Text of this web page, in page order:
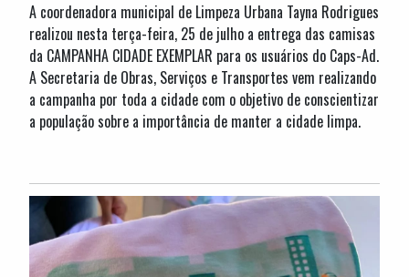
A coordenadora municipal de Limpeza Urbana Tayna Rodrigues
realizou nesta terça-feira, 25 de julho a entrega das camisas
da CAMPANHA CIDADE EXEMPLAR para os usuários do Caps-Ad.
A Secretaria de Obras, Serviços e Transportes vem realizando
a campanha por toda a cidade com o objetivo de conscientizar
a população sobre a importância de manter a cidade limpa.